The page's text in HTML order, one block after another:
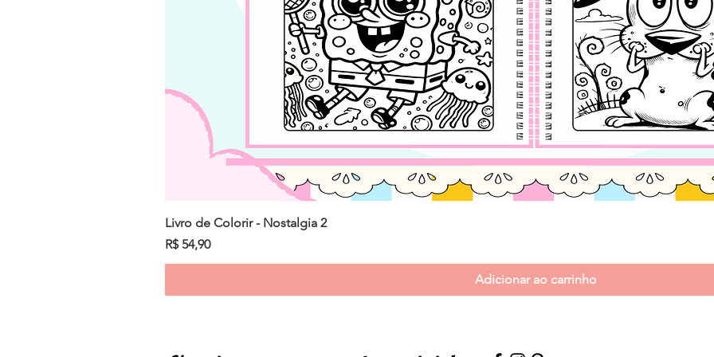
Livro de Colorir - Nostalgia 2
Preço
R$ 54,90
Adicionar ao carrinho